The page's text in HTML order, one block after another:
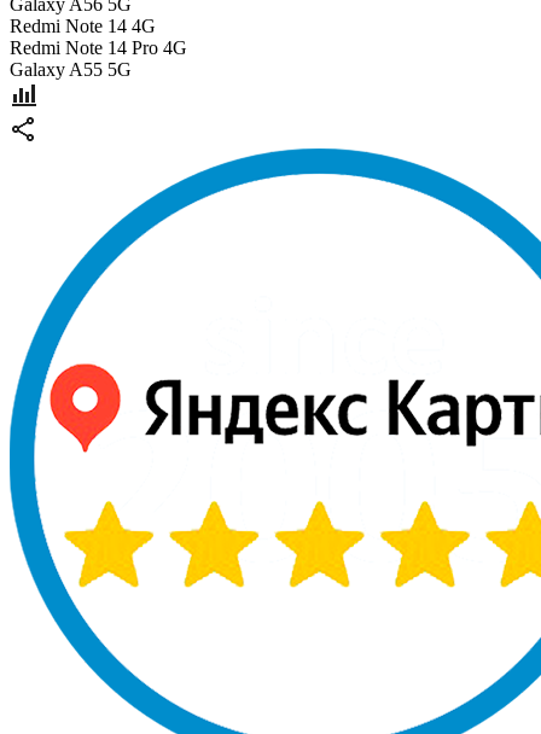
Redmi Note 14 4G
Redmi Note 14 Pro 4G
Galaxy A55 5G